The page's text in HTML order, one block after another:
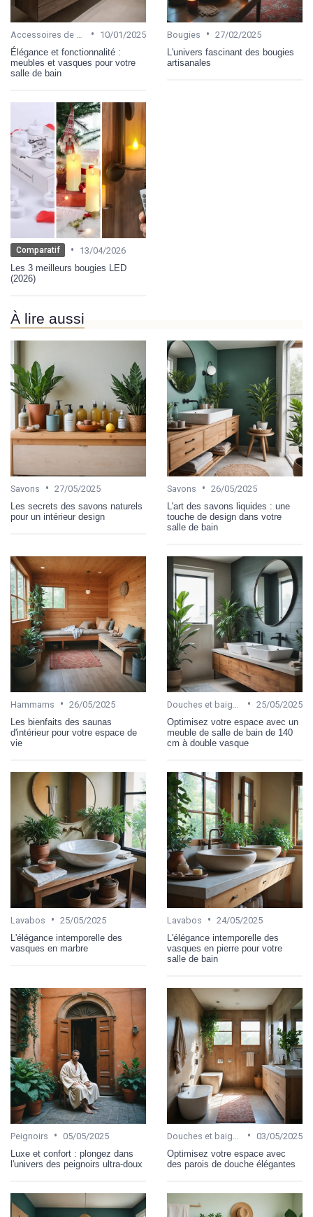
•
10/01/2025
Élégance et fonctionnalité :
meubles et vasques pour votre
salle de bain
Bougies • 27/02/2025
L'univers fascinant des bougies
artisanales
Comparatif •
13/04/2026
Les 3 meilleurs bougies LED
(2026)
À lire aussi
Savons • 27/05/2025
Les secrets des savons naturels
pour un intérieur design
Savons • 26/05/2025
L'art des savons liquides : une
touche de design dans votre
salle de bain
Hammams • 26/05/2025
Les bienfaits des saunas
d'intérieur pour votre espace de
vie
• 25/05/2025
Optimisez votre espace avec un
meuble de salle de bain de 140
cm à double vasque
Lavabos • 25/05/2025
L'élégance intemporelle des
vasques en marbre
Lavabos • 24/05/2025
L'élégance intemporelle des
vasques en pierre pour votre
salle de bain
Peignoirs • 05/05/2025
Luxe et confort : plongez dans
l'univers des peignoirs ultra-doux
• 03/05/2025
Optimisez votre espace avec
des parois de douche élégantes